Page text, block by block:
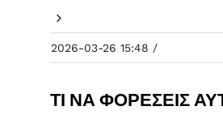
2026-03-26 15:48 /
ΤΙ ΝΑ ΦΟΡΈΣΕΙΣ